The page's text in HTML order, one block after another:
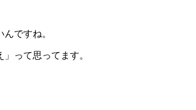
ですね。
って思ってます。